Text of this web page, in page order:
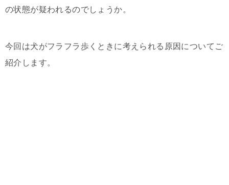
の状態が疑われるのでしょうか。
今回は犬がフラフラ歩くときに考えられる原因についてご
紹介します。